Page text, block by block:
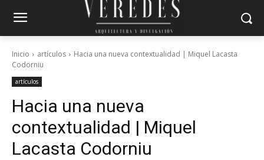
Inicio artículos
Hacia una nueva contextualidad | Miquel Lacasta
Codorniu
artículos
Hacia una nueva
contextualidad | Miquel
Lacasta Codorniu